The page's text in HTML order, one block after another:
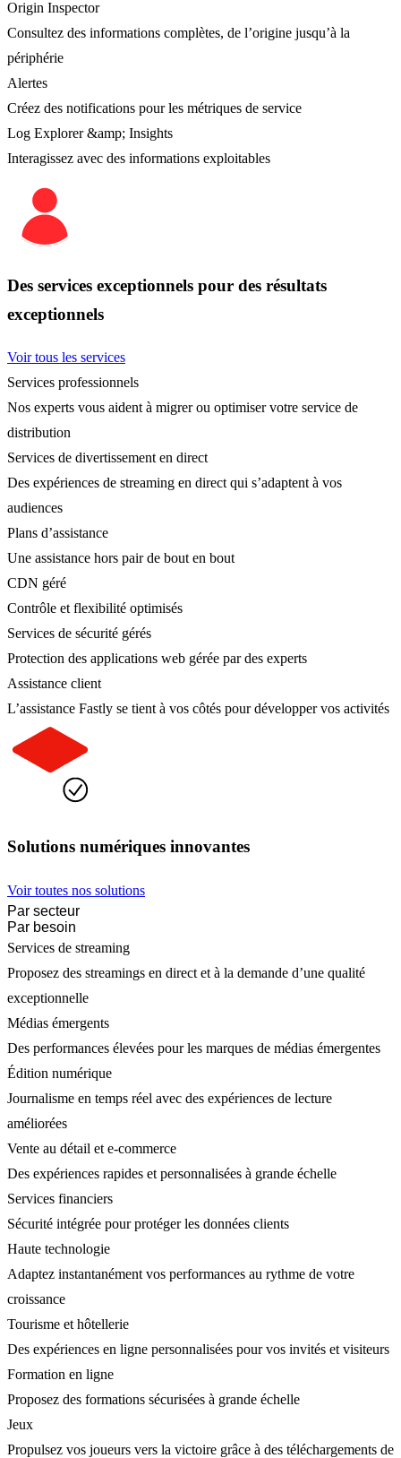
Origin Inspector
Consultez des informations complètes, de l’origine jusqu’à la
périphérie
Alertes
Créez des notifications pour les métriques de service
Log Explorer &amp; Insights
Interagissez avec des informations exploitables
Des services exceptionnels pour des résultats
exceptionnels
Voir tous les services
Services professionnels
Nos experts vous aident à migrer ou optimiser votre service de
distribution
Services de divertissement en direct
Des expériences de streaming en direct qui s’adaptent à vos
audiences
Plans d’assistance
Une assistance hors pair de bout en bout
CDN géré
Contrôle et flexibilité optimisés
Services de sécurité gérés
Protection des applications web gérée par des experts
Assistance client
L’assistance Fastly se tient à vos côtés pour développer vos activités
Solutions numériques innovantes
Voir toutes nos solutions
Par secteur
Par besoin
Services de streaming
Proposez des streamings en direct et à la demande d’une qualité
exceptionnelle
Médias émergents
Des performances élevées pour les marques de médias émergentes
Édition numérique
Journalisme en temps réel avec des expériences de lecture
améliorées
Vente au détail et e-commerce
Des expériences rapides et personnalisées à grande échelle
Services financiers
Sécurité intégrée pour protéger les données clients
Haute technologie
Adaptez instantanément vos performances au rythme de votre
croissance
Tourisme et hôtellerie
Des expériences en ligne personnalisées pour vos invités et visiteurs
Formation en ligne
Proposez des formations sécurisées à grande échelle
Jeux
Propulsez vos joueurs vers la victoire grâce à des téléchargements de